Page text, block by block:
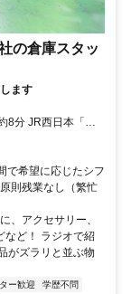
の倉庫スタッ
ます
8分 JR西日本「淡
で希望に応じたシフ
則残業なし（繁忙
、アクセサリー、
など！ ラジオで紹
がズラリと並ぶ物
ー歓迎
学歴不問